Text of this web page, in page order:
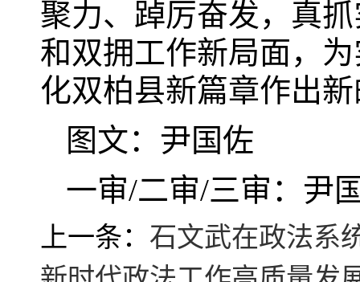
聚力、踔厉奋发，真
和双拥工作新局面，
化双柏县新篇章作出
图文：尹国佐
一审/二审/三审：尹
上一条： 石文武在政法系